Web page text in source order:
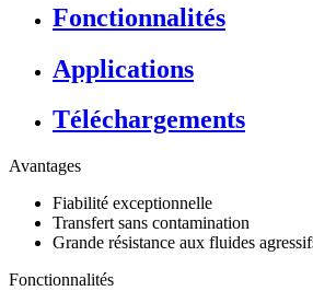
Fonctionnalités
Applications
Téléchargements
Avantages
Fiabilité exceptionnelle
Transfert sans contamination
Grande résistance aux fluides
Fonctionnalités